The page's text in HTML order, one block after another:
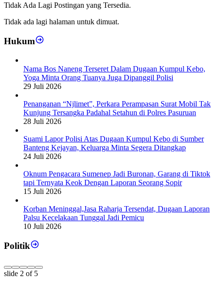
Tidak Ada Lagi Postingan yang Tersedia.
Tidak ada lagi halaman untuk dimuat.
Hukum
Nama Bos Naneng Terseret Dalam Dugaan Kumpul Kebo,
Yoga Minta Orang Tuanya Juga Dipanggil Polisi
29 Juli 2026
Penanganan “Njlimet”, Perkara Perampasan Surat Mobil Tak
Kunjung Tersangka Padahal Setahun di Polres Pasuruan
28 Juli 2026
Suami Lapor Polisi Atas Dugaan Kumpul Kebo di Sumber
Banteng Kejayan, Keluarga Minta Segera Ditangkap
24 Juli 2026
Oknum Pengacara Sumenep Jadi Buronan, Garang di Tiktok
tapi Ternyata Keok Dengan Laporan Seorang Sopir
15 Juli 2026
Korban Meninggal,Jasa Raharja Tersendat, Dugaan Laporan
Palsu Kecelakaan Tunggal Jadi Pemicu
10 Juli 2026
Politik
slide 2 of 5